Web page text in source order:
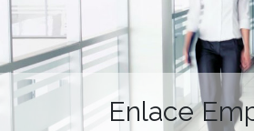
Enlace